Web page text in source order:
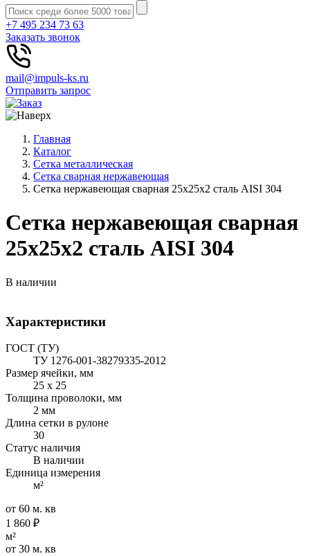
+7 495 234 73 63
Заказать звонок
mail@impuls-ks.ru
Отправить запрос
Главная
Каталог
Сетка металлическая
Сетка сварная нержавеющая
Сетка нержавеющая сварная 25х25х2 сталь AISI 304
Сетка нержавеющая сварная
25х25х2 сталь AISI 304
В наличии
Характеристики
ГОСТ (ТУ)
ТУ 1276-001-38279335-2012
Размер ячейки, мм
25 х 25
Толщина проволоки, мм
2 мм
Длина сетки в рулоне
30
Статус наличия
В наличии
Единица измерения
м²
от 60 м. кв
1 860 ₽
м²
от 30 м. кв